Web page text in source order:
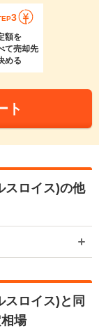
3
額を
て売却先
める
ト
スロイス)の他
スロイス)と同
場